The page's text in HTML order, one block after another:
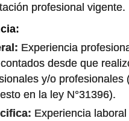
profesional vigente.
Experiencia
desde que
y/o profesionales
en la ley N°31396).
Experiencia